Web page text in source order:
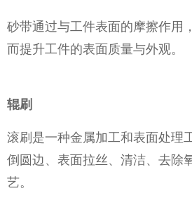
砂带通过与工件表面的摩擦作用
而提升工件的表面质量与外观。
辊刷
滚刷是一种金属加工和表面处理
倒圆边、表面拉丝、清洁、去除
艺。